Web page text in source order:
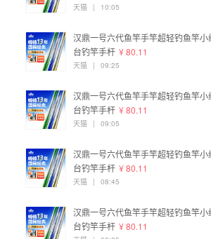
天猫 | 10:05
汉鼎一号六代鱼竿手竿超轻钓鱼竿
台钓竿手杆 ¥ 80.11
天猫 | 09:25
汉鼎一号六代鱼竿手竿超轻钓鱼竿
台钓竿手杆 ¥ 80.11
天猫 | 09:05
汉鼎一号六代鱼竿手竿超轻钓鱼竿
台钓竿手杆 ¥ 80.11
天猫 | 08:45
汉鼎一号六代鱼竿手竿超轻钓鱼竿
台钓竿手杆 ¥ 80.11